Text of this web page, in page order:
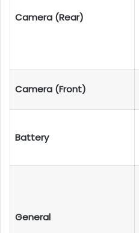
Camera (Rear)
Camera (Front)
Battery
General